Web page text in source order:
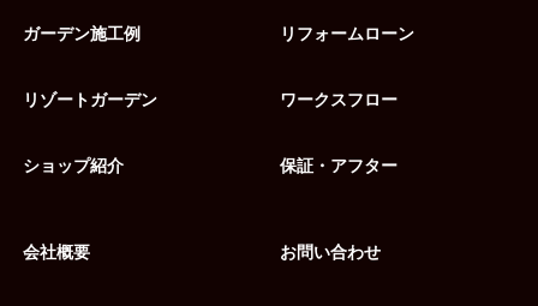
ガーデン施工例
リゾートガーデン
ショップ紹介
リフォームローン
ワークスフロー
保証・アフター
会社概要 お問い合わせ